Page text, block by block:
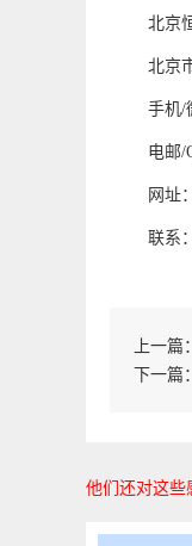
北京
北京
手机/
电邮/
网址：
联系
上一篇：
下一篇：
他们还对这些